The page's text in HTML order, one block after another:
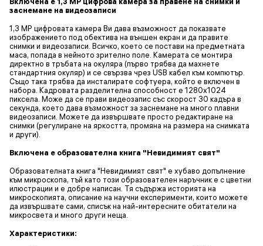
заснемане на видеозаписи
1,3 MP цифровата камера Ви дава възможност да показвате
изображението под обектива на външен екран и да правите
снимки и видеозаписи. Всичко, което се постави на предметната
маса, попада в нейното зрително поле. Камерата се монтира
директно в тръбата на окуляра (първо трябва да махнете
стандартния окуляр) и се свързва чрез USB кабел към компютър.
Също така трябва да инсталирате софтуера, който е включен в
набора. Кадровата разделителна способност е 1280x1024
пиксела. Може да се прави видеозапис със скорост 30 кадъра в
секунда, което дава възможност за заснемане на много плавни
видеозаписи. Можете да извършвате просто редактиране на
снимки (регулиране на яркостта, промяна на размера на снимката
и други).
Включена е образователна книга "Невидимият свят"
Образователната книга "Невидимият свят" е хубаво допълнение
към микроскопа, тъй като този образователен наръчник е с цветни
илюстрации и е добре написан. Тя съдържа историята на
микроскопията, описание на научни експерименти, които можете
да извършвате сами, списък на най-интересните обитатели на
микросвета и много други неща.
Характеристики: